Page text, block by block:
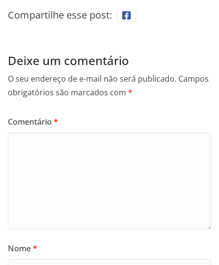
Compartilhe esse post:
Deixe um comentário
O seu endereço de e-mail não será publicado. Campos
obrigatórios são marcados com *
Comentário *
Nome*